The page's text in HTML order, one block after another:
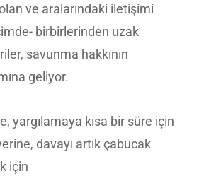
ve aralarındaki iletişimi
birbirlerinden uzak
savunma hakkının
geliyor.
yargılamaya kısa bir süre için
davayı artık çabucak
için